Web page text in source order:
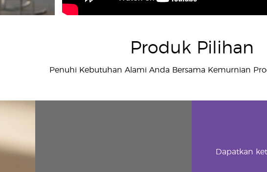
Produk Pilihan
Penuhi Kebutuhan Alami Anda Bersama Kemurnian
Dapatkan